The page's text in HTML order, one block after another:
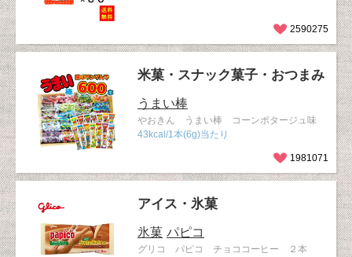
2590275
米菓・スナック菓子・おつまみ
うまい棒
やおきん うまい棒 コーンポタージュ味
43kcal/1本(6g)当たり
1981071
アイス・氷菓
氷菓 パピコ
グリコ パピコ チョココーヒー ２本